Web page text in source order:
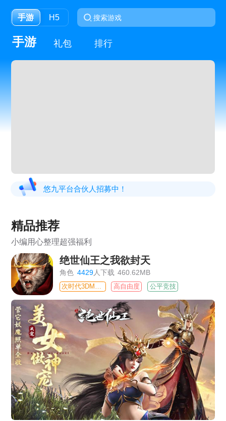
手游 H5
手游 礼包 排行
悠九平台合伙人招募中！
精品推荐
小编用心整理超强福利
绝世仙王之我欲封天
角色 4429人下载 460.62MB
高自由度 公平竞技